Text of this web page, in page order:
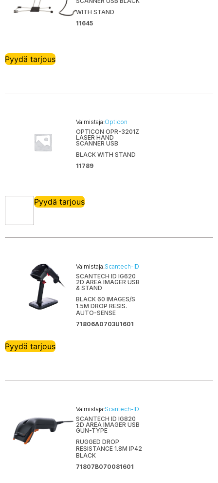
WITH STAND
11645
Pyydä tarjous
Valmistaja:Opticon
OPTICON OPR-3201Z
LASER HAND
SCANNER USB
BLACK WITH STAND
11789
Pyydä tarjous
Valmistaja:Scantech-ID
SCANTECH ID IG620
2D AREA IMAGER USB
& STAND
BLACK 60 IMAGES/S
1.5M DROP RESIS.
AUTO-SENSE
71806A0703U1601
Pyydä tarjous
Valmistaja:Scantech-ID
SCANTECH ID IG820
2D AREA IMAGER USB
GUN-TYPE
RUGGED DROP
RESISTANCE 1.8M IP42
BLACK
71807B070081601